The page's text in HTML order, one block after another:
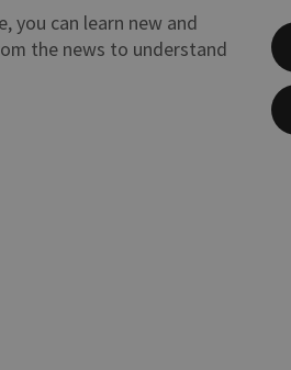
you can learn new and
the news to understand